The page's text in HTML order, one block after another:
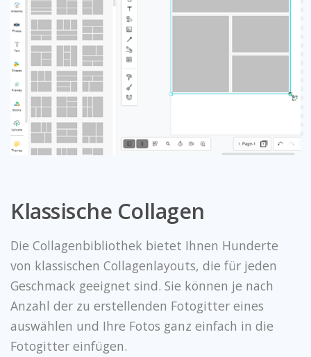
Klassische Collagen
Die Collagenbibliothek bietet Ihnen Hunderte
von klassischen Collagenlayouts, die für jeden
Geschmack geeignet sind. Sie können je nach
Anzahl der zu erstellenden Fotogitter eines
auswählen und Ihre Fotos ganz einfach in die
Fotogitter einfügen.